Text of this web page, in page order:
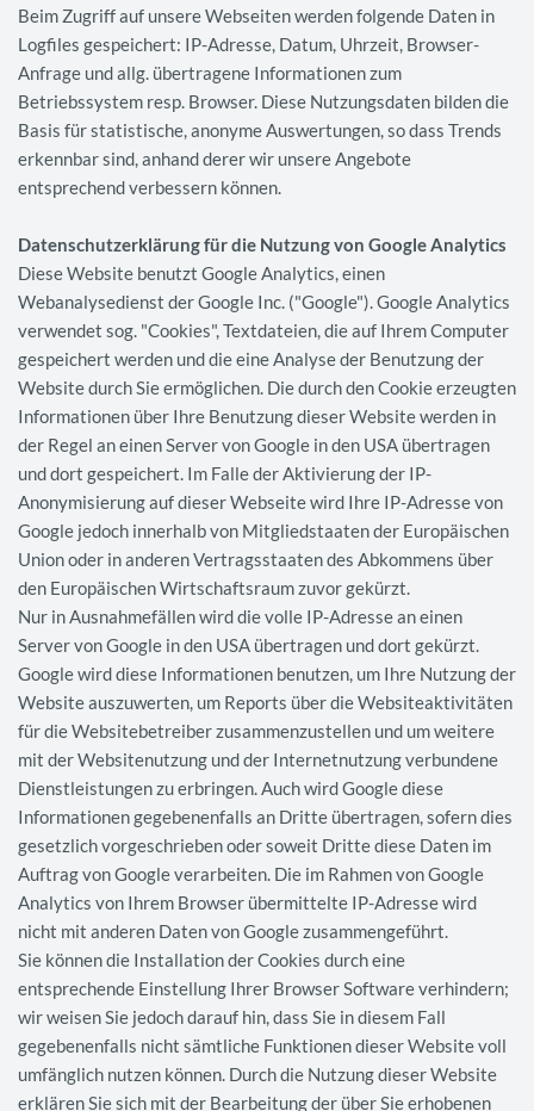
Beim Zugriff auf unsere Webseiten werden folgende Daten in
Logfiles gespeichert: IP-Adresse, Datum, Uhrzeit, Browser-
Anfrage und allg. übertragene Informationen zum
Betriebssystem resp. Browser. Diese Nutzungsdaten bilden die
Basis für statistische, anonyme Auswertungen, so dass Trends
erkennbar sind, anhand derer wir unsere Angebote
entsprechend verbessern können.
Datenschutzerklärung für die Nutzung von Google Analytics
Diese Website benutzt Google Analytics, einen
Webanalysedienst der Google Inc. ("Google"). Google Analytics
verwendet sog. "Cookies", Textdateien, die auf Ihrem Computer
gespeichert werden und die eine Analyse der Benutzung der
Website durch Sie ermöglichen. Die durch den Cookie erzeugten
Informationen über Ihre Benutzung dieser Website werden in
der Regel an einen Server von Google in den USA übertragen
und dort gespeichert. Im Falle der Aktivierung der IP-
Anonymisierung auf dieser Webseite wird Ihre IP-Adresse von
Google jedoch innerhalb von Mitgliedstaaten der Europäischen
Union oder in anderen Vertragsstaaten des Abkommens über
den Europäischen Wirtschaftsraum zuvor gekürzt.
Nur in Ausnahmefällen wird die volle IP-Adresse an einen
Server von Google in den USA übertragen und dort gekürzt.
Google wird diese Informationen benutzen, um Ihre Nutzung der
Website auszuwerten, um Reports über die Websiteaktivitäten
für die Websitebetreiber zusammenzustellen und um weitere
mit der Websitenutzung und der Internetnutzung verbundene
Dienstleistungen zu erbringen. Auch wird Google diese
Informationen gegebenenfalls an Dritte übertragen, sofern dies
gesetzlich vorgeschrieben oder soweit Dritte diese Daten im
Auftrag von Google verarbeiten. Die im Rahmen von Google
Analytics von Ihrem Browser übermittelte IP-Adresse wird
nicht mit anderen Daten von Google zusammengeführt.
Sie können die Installation der Cookies durch eine
entsprechende Einstellung Ihrer Browser Software verhindern;
wir weisen Sie jedoch darauf hin, dass Sie in diesem Fall
gegebenenfalls nicht sämtliche Funktionen dieser Website voll
umfänglich nutzen können. Durch die Nutzung dieser Website
erklären Sie sich mit der Bearbeitung der über Sie erhobenen